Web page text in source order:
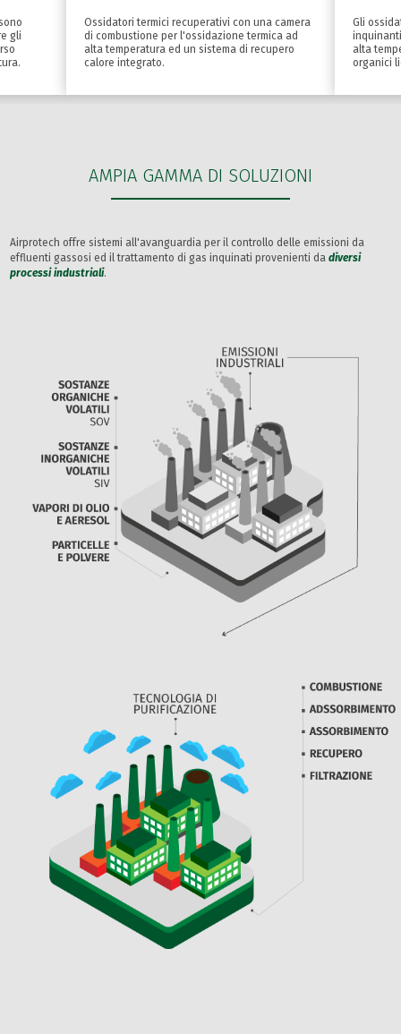
gli
Ossidatori termici recuperativi con una camera
di combustione per l'ossidazione termica ad
alta temperatura ed un sistema di recupero
calore integrato.
Gli
alta
organici
AMPIA GAMMA DI SOLUZIONI
Airprotech offre sistemi all'avanguardia per il controllo delle emissioni da
effluenti gassosi ed il trattamento di gas inquinati provenienti dadiversi
processi industriali.